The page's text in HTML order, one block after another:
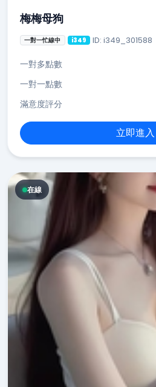
梅梅母狗
一對一忙線中 i349 ID: i349_301588
一對多點數
一對一點數
滿意度評分
立即進入
在線